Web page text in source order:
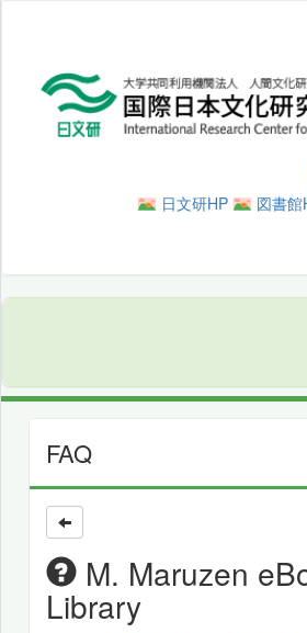
日文研HP
図書館
FAQ
M. Maruzen
Library